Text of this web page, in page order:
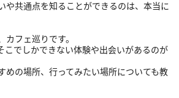
や共通点を知ることができるのは、本当に
フェ巡りです。
こでしかできない体験や出会いがあるのが
めの場所、行ってみたい場所についても教